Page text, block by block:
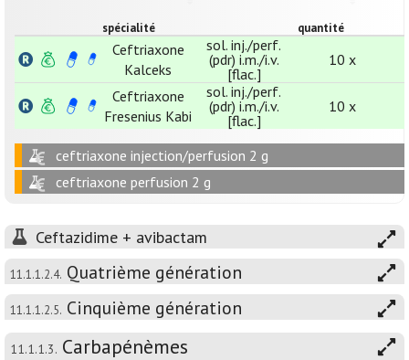
spécialité quantité
Ceftriaxone
Kalceks
sol. inj./perf.
(pdr) i.m./i.v.
[flac.]
10 x
Ceftriaxone
Fresenius Kabi
sol. inj./perf.
(pdr) i.m./i.v.
[flac.]
10 x
ceftriaxone injection/perfusion 2 g
ceftriaxone perfusion 2 g
Ceftazidime + avibactam
11.1.1.2.4. Quatrième génération
11.1.1.2.5. Cinquième génération
11.1.1.3. Carbapénèmes